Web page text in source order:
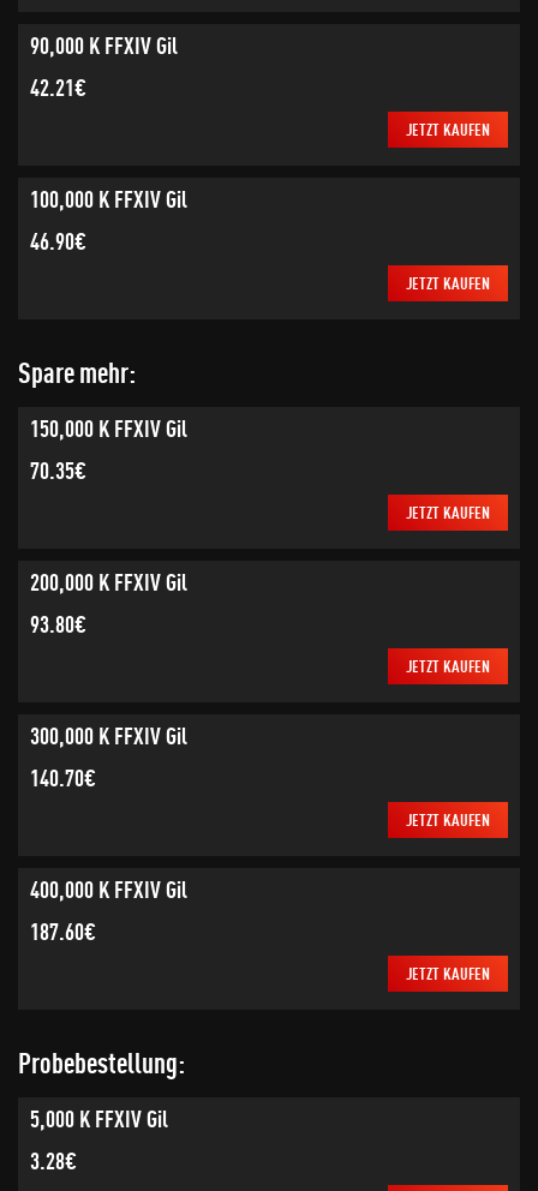
90,000 K FFXIV Gil
42.21€
JETZT KAUFEN
100,000 K FFXIV Gil
46.90€
JETZT KAUFEN
Spare mehr:
150,000 K FFXIV Gil
70.35€
JETZT KAUFEN
200,000 K FFXIV Gil
93.80€
JETZT KAUFEN
300,000 K FFXIV Gil
140.70€
JETZT KAUFEN
400,000 K FFXIV Gil
187.60€
JETZT KAUFEN
Probebestellung:
5,000 K FFXIV Gil
3.28€